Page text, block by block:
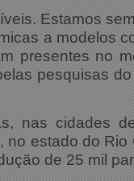
Estamos
a modelos
presentes no
pesquisas
nas cidades
estado do Rio
de 25 mil